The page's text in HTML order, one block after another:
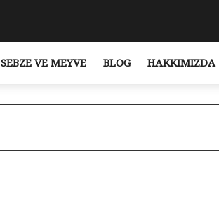
SEBZE VE MEYVE BLOG HAKKIMIZDA